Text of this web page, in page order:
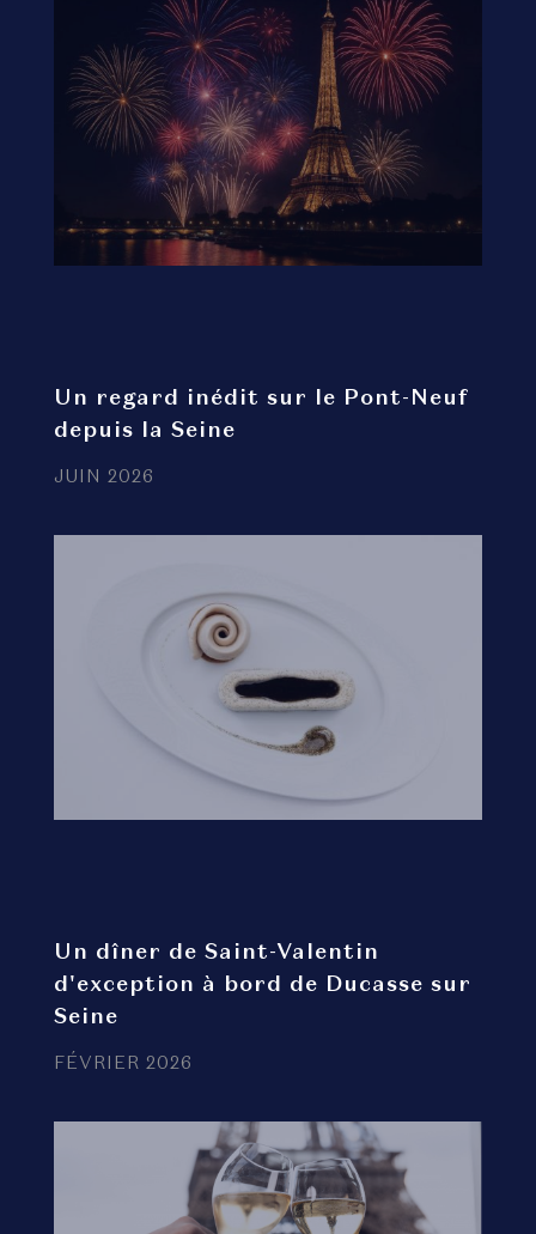
Un regard inédit sur le Pont-Neuf
depuis la Seine
JUIN 2026
Un dîner de Saint-Valentin
d'exception à bord de Ducasse sur
Seine
FÉVRIER 2026